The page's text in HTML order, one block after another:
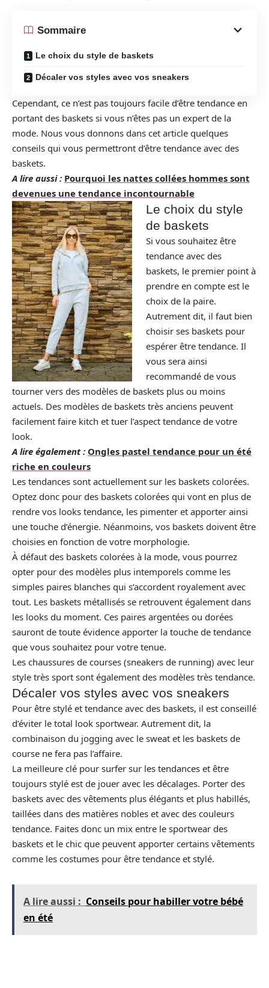
Sommaire
Le choix du style de baskets
Décaler vos styles avec vos sneakers
Cependant, ce n’est pas toujours facile d’être tendance en
portant des baskets si vous n’êtes pas un expert de la
mode. Nous vous donnons dans cet article quelques
conseils qui vous permettront d’être tendance avec des
baskets.
A lire aussi : Pourquoi les nattes collées hommes sont
devenues une tendance incontournable
Le choix du style
de baskets
Si vous souhaitez être
tendance avec des
baskets, le premier point à
prendre en compte est le
choix de la paire.
Autrement dit, il faut bien
choisir ses baskets pour
espérer être tendance. Il
vous sera ainsi
recommandé de vous
tourner vers des modèles de baskets plus ou moins
actuels. Des modèles de baskets très anciens peuvent
facilement faire kitch et tuer l’aspect tendance de votre
look.
A lire également : Ongles pastel tendance pour un été
riche en couleurs
Les tendances sont actuellement sur les baskets colorées.
Optez donc pour des baskets colorées qui vont en plus de
rendre vos looks tendance, les pimenter et apporter ainsi
une touche d’énergie. Néanmoins, vos baskets doivent être
choisies en fonction de votre morphologie.
À défaut des baskets colorées à la mode, vous pourrez
opter pour des modèles plus intemporels comme les
simples paires blanches qui s’accordent royalement avec
tout. Les baskets métallisés se retrouvent également dans
les looks du moment. Ces paires argentées ou dorées
sauront de toute évidence apporter la touche de tendance
que vous souhaitez pour votre tenue.
Les chaussures de courses (sneakers de running) avec leur
style très sport sont également des modèles très tendance.
Décaler vos styles avec vos sneakers
Pour être stylé et tendance avec des baskets, il est conseillé
d’éviter le total look sportwear. Autrement dit, la
combinaison du jogging avec le sweat et les baskets de
course ne fera pas l’affaire.
La meilleure clé pour surfer sur les tendances et être
toujours stylé est de jouer avec les décalages. Porter des
baskets avec des vêtements plus élégants et plus habillés,
taillées dans des matières nobles et avec des couleurs
tendance. Faites donc un mix entre le sportwear des
baskets et le chic que peuvent apporter certains vêtements
comme les costumes pour être tendance et stylé.
A lire aussi : Conseils pour habiller votre bébé
en été